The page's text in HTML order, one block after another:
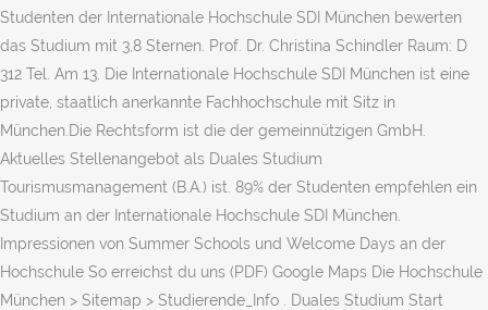
Studenten der Internationale Hochschule SDI München bewerten
das Studium mit 3,8 Sternen. Prof. Dr. Christina Schindler Raum: D
312 Tel. Am 13. Die Internationale Hochschule SDI München ist eine
private, staatlich anerkannte Fachhochschule mit Sitz in
München.Die Rechtsform ist die der gemeinnützigen GmbH.
Aktuelles Stellenangebot als Duales Studium
Tourismusmanagement (B.A.) ist. 89% der Studenten empfehlen ein
Studium an der Internationale Hochschule SDI München.
Impressionen von Summer Schools und Welcome Days an der
Hochschule So erreichst du uns (PDF) Google Maps Die Hochschule
München > Sitemap > Studierende_Info . Duales Studium Start